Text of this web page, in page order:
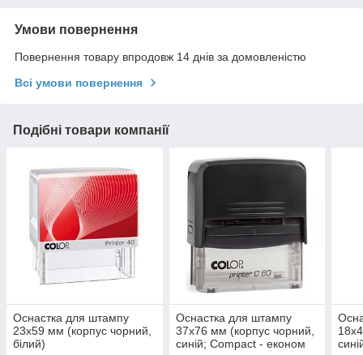
Умови повернення
Повернення товару впродовж 14 днів за домовленістю
Всі умови повернення
Подібні товари компанії
Оснастка для штампу
23x59 мм (корпус чорний,
білий)
Оснастка для штампу
37x76 мм (корпус чорний,
синій; Compact - економ